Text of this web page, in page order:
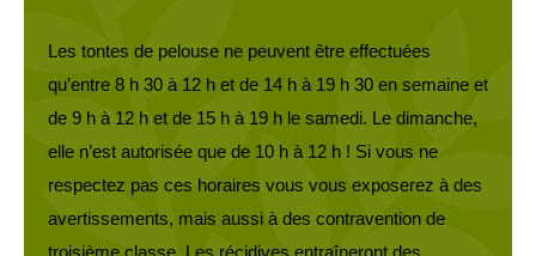
Les tontes de pelouse ne peuvent être effectuées
qu’entre 8 h 30 à 12 h et de 14 h à 19 h 30 en semaine et
de 9 h à 12 h et de 15 h à 19 h le samedi. Le dimanche,
elle n’est autorisée que de 10 h à 12 h ! Si vous ne
respectez pas ces horaires vous vous exposerez à des
avertissements, mais aussi à des contravention de